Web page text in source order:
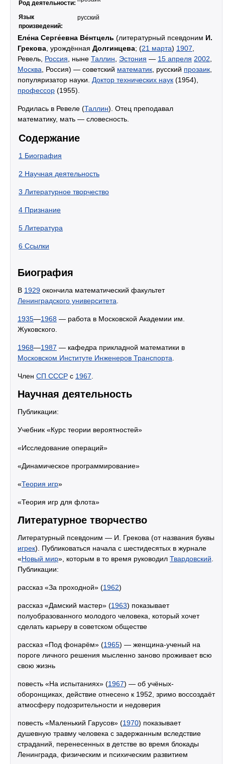
Род деятельности:
Язык
произведений:
русский
Еле́на Серге́евна Ве́нтцель (литературный псевдоним И.
Грекова , урождённая Долгинцева; (21 марта) 1907
Ревель, Россия , ныне Таллин Эстония — 15 апреля 2002
Москва , Россия) — советский математик , русский прозаик
популяризатор науки. Доктор технических наук (1954),
профессор (1955).
Родилась в Ревеле (Таллин). Отец преподавал
математику, мать — словесность.
Содержание
1 Биография
2 Научная деятельность
3 Литературное творчество
4 Признание
5 Литература
6 Ссылки
Биография
В 1929 окончила математический факультет
Ленинградского университета
1935—1968 — работа в Московской Академии им.
Жуковского.
1968—1987 — кафедра прикладной математики в
Московском Институте Инженеров Транспорта
Член СП СССР с 1967
Научная деятельность
Публикации:
Учебник «Курс теории вероятностей»
«Исследование операций»
«Динамическое программирование»
«Теория игр»
«Теория игр для флота»
Литературное творчество
Литературный псевдоним — И. Грекова (от названия буквы
игрек). Публиковаться начала с шестидесятых в журнале
«Новый мир», которым в то время руководил Твардовский
Публикации:
рассказ «За проходной» (1962)
рассказ «Дамский мастер» (1963) показывает
полуобразованного молодого человека, который хочет
сделать карьеру в советском обществе
рассказ «Под фонарём» (1965) — женщина-ученый на
пороге личного решения мысленно заново проживает всю
свою жизнь
повесть «На испытаниях» (1967) — об учёных-
оборонщиках, действие отнесено к 1952, зримо воссоздаёт
атмосферу подозрительности и недоверия
повесть «Маленький Гарусов» (1970) показывает
душевную травму человека с задержанным вследствие
страданий, перенесенных в детстве во время блокады
Ленинграда, физическим и психическим развитием